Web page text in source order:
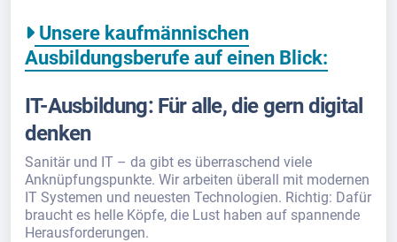
Unsere kaufmännischen
Ausbildungsberufe auf einen Blick:
IT-Ausbildung: Für alle, die gern digital
denken
Sanitär und IT – da gibt es überraschend viele
Anknüpfungspunkte. Wir arbeiten überall mit modernen
IT Systemen und neuesten Technologien. Richtig: Dafür
braucht es helle Köpfe, die Lust haben auf spannende
Herausforderungen.